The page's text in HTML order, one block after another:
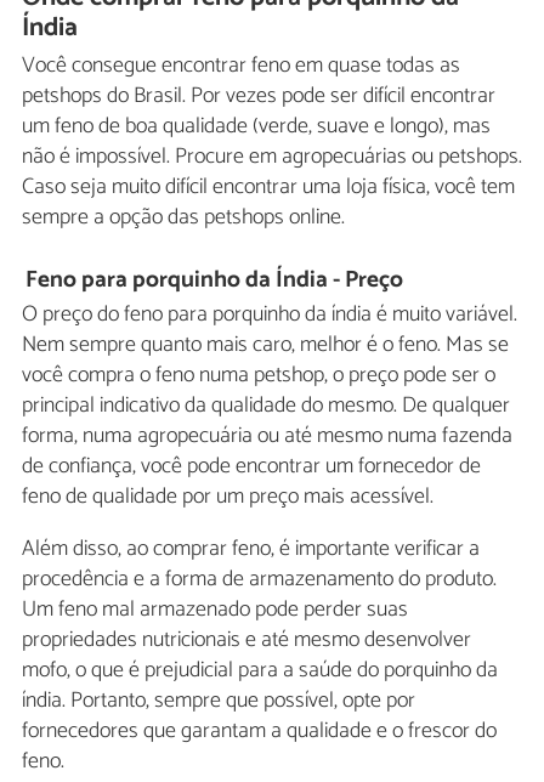
Índia
Você consegue encontrar feno em quase todas as
petshops do Brasil. Por vezes pode ser difícil encontrar
um feno de boa qualidade (verde, suave e longo), mas
não é impossível. Procure em agropecuárias ou petshops.
Caso seja muito difícil encontrar uma loja física, você tem
sempre a opção das petshops online.
Feno para porquinho da Índia - Preço
O preço do feno para porquinho da índia é muito variável.
Nem sempre quanto mais caro, melhor é o feno. Mas se
você compra o feno numa petshop, o preço pode ser o
principal indicativo da qualidade do mesmo. De qualquer
forma, numa agropecuária ou até mesmo numa fazenda
de confiança, você pode encontrar um fornecedor de
feno de qualidade por um preço mais acessível.
Além disso, ao comprar feno, é importante verificar a
procedência e a forma de armazenamento do produto.
Um feno mal armazenado pode perder suas
propriedades nutricionais e até mesmo desenvolver
mofo, o que é prejudicial para a saúde do porquinho da
índia. Portanto, sempre que possível, opte por
fornecedores que garantam a qualidade e o frescor do
feno.